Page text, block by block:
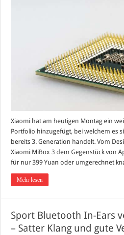
Xiaomi hat am heutigen Montag ein
Portfolio hinzugefügt, bei welchem es
bereits 3. Generation handelt. Vom
Xiaomi MiBox 3 dem Gegenstück von
für nur 399 Yuan oder umgerechnet
Mehr lesen
Sport Bluetooth In-Ears
– Satter Klang und gute